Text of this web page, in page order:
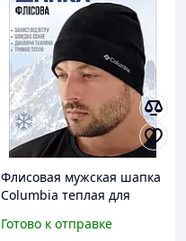
Флисовая мужская шапка
Columbia теплая для
зимой черная
Готово к отправке